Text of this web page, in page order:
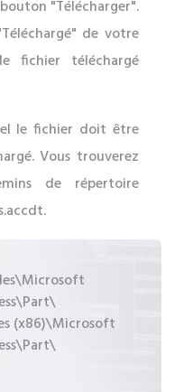
"Télécharger".
de votre
fichier téléchargé
le fichier doit être
Vous trouverez
de répertoire
(x86)\Microsoft